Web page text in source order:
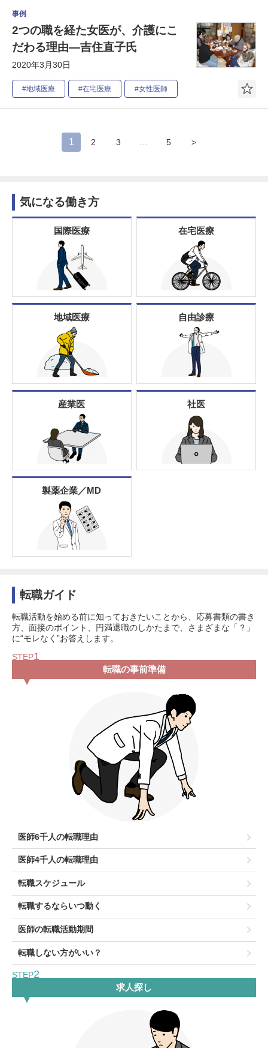
事例
2つの職を経た女医が、介護にこ
だわる理由―吉住直子氏
2020年3月30日
#地域医療 #在宅医療 #女性医師
1 2 3 … 5 >
気になる働き方
国際医療 在宅医療
地域医療 自由診療
産業医 社医
製薬企業／MD
転職ガイド
転職活動を始める前に知っておきたいことから、応募書類の書き
方、面接のポイント、円満退職のしかたまで、さまざまな「？」
に“モレなく”お答えします。
STEP1
転職の事前準備
医師6千人の転職理由
医師4千人の転職理由
転職スケジュール
転職するならいつ動く
医師の転職活動期間
転職しない方がいい？
STEP2
求人探し